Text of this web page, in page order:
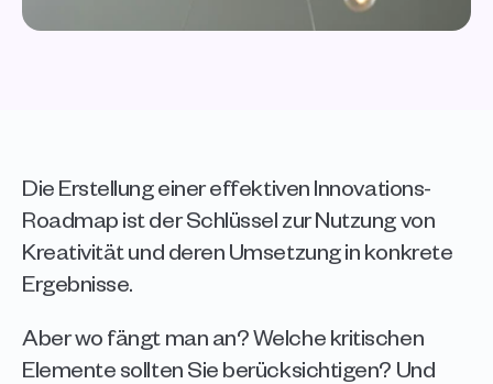
Die Erstellung einer effektiven Innovations-
Roadmap ist der Schlüssel zur Nutzung von
Kreativität und deren Umsetzung in konkrete
Ergebnisse.
Aber wo fängt man an? Welche kritischen
Elemente sollten Sie berücksichtigen? Und